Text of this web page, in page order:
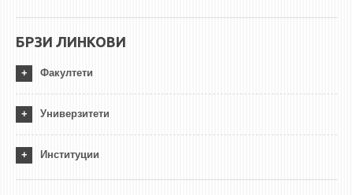
БРЗИ ЛИНКОВИ
Факултети
Универзитети
Институции